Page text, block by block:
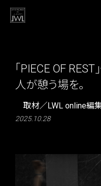
「PIECE OF
人が憩う場を。
取材／LWL online編
2025.10.28